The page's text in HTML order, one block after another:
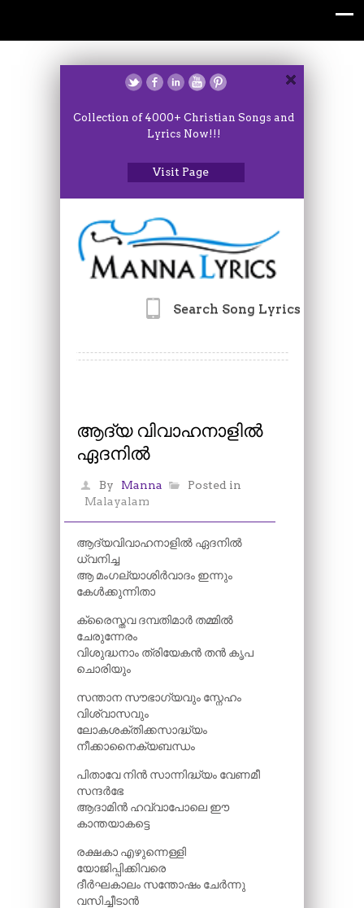
Collection of 4000+ Christian Songs and
Lyrics Now!!!
Visit Page
Search Song Lyrics
ആദ്യ വിവാഹനാളിൽ
ഏദനിൽ
By Manna
Posted in
Malayalam
ആദ്യവിവാഹനാളിൽ ഏദനിൽ
ധ്വനിച്ച
ആ മംഗല്യാശിർവാദം ഇന്നും
കേൾക്കുന്നിതാ
ക്രൈസ്തവ ദമ്പതിമാർ തമ്മിൽ
ചേരുന്നേരം
വിശുദ്ധനാം ത്രിയേകൻ തൻ കൃപ
ചൊരിയും
സന്താന സൗഭാഗ്യവും സ്നേഹം
വിശ്വാസവും
ലോകശക്തിക്കസാദ്ധ്യം
നീക്കാനൈക്യബന്ധം
പിതാവേ നിൻ സാന്നിദ്ധ്യം വേണമീ
സന്ദർഭേ
ആദാമിൻ ഹവ്വാപോലെ ഈ
കാന്തയാകട്ടെ
രക്ഷകാ എഴുന്നെള്ളി
യോജിപ്പിക്കിവരെ
ദീർഘകാലം സന്തോഷം ചേർന്നു
വസിച്ചീടാൻ